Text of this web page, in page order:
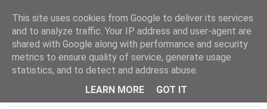
☰ Menu
This site uses cookies from Google to deliver its services
and to analyze traffic. Your IP address and user-agent are
shared with Google along with performance and security
metrics to ensure quality of service, generate usage
statistics, and to detect and address abuse.
LEARN MORE
GOT IT